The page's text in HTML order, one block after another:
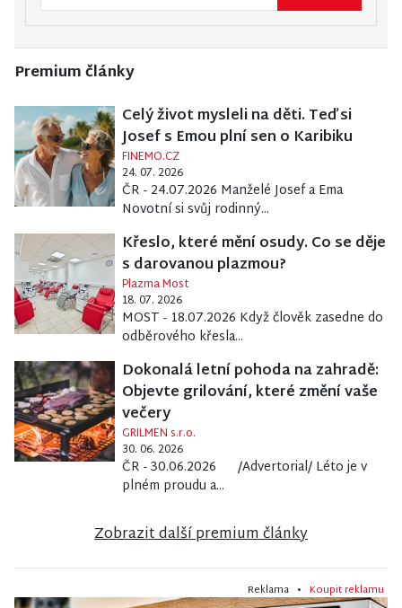
Premium články
Celý život mysleli na děti. Teď si
Josef s Emou plní sen o Karibiku
FINEMO.CZ
24. 07. 2026
ČR - 24.07.2026 Manželé Josef a Ema
Novotní si svůj rodinný...
Křeslo, které mění osudy. Co se děje
s darovanou plazmou?
Plazma Most
18. 07. 2026
MOST - 18.07.2026 Když člověk zasedne do
odběrového křesla...
Dokonalá letní pohoda na zahradě:
Objevte grilování, které změní vaše
večery
GRILMEN s.r.o.
30. 06. 2026
ČR - 30.06.2026 /Advertorial/ Léto je v
plném proudu a...
Zobrazit další premium články
Reklama • Koupit reklamu